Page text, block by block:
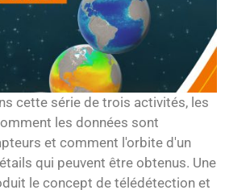
cette série de trois activités, les
les données sont
et comment l'orbite d'un
qui peuvent être obtenus. Une
le concept de télédétection et